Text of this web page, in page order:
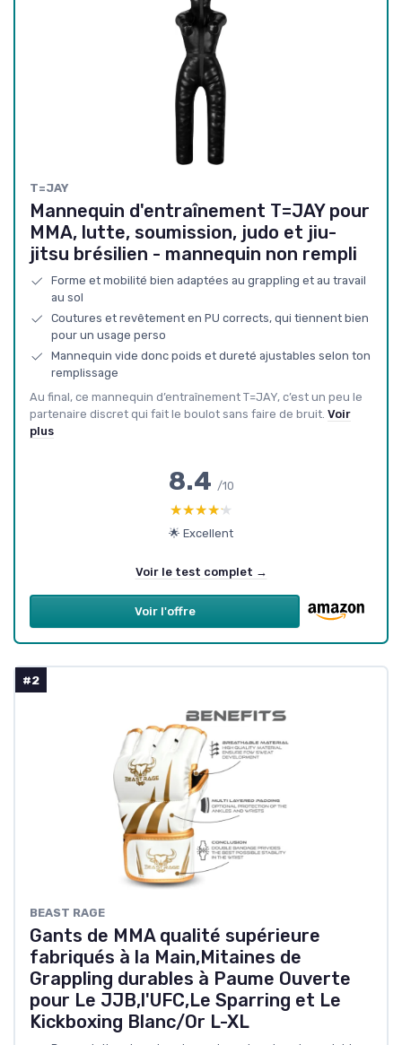
T=JAY
Mannequin d'entraînement T=JAY pour
MMA, lutte, soumission, judo et jiu-
jitsu brésilien - mannequin non rempli
Forme et mobilité bien adaptées au grappling et au travail
au sol
Coutures et revêtement en PU corrects, qui tiennent bien
pour un usage perso
Mannequin vide donc poids et dureté ajustables selon ton
remplissage
Au final, ce mannequin d’entraînement T=JAY, c’est un peu le
partenaire discret qui fait le boulot sans faire de bruit. Voir
plus
8.4 /10
★★★★★
★★★★★
🌟 Excellent
Voir le test complet →
Voir l'offre
#2
BEAST RAGE
Gants de MMA qualité supérieure
fabriqués à la Main,Mitaines de
Grappling durables à Paume Ouverte
pour Le JJB,l'UFC,Le Sparring et Le
Kickboxing Blanc/Or L-XL